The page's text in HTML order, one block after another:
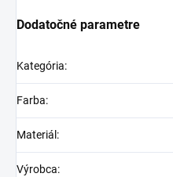
Dodatočné parametre
Kategória:
Farba:
Materiál :
Výrobca: